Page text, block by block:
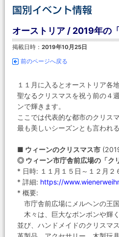
オーストリア / 2019年の
掲載日時： 2019年10月25日
前のページへ戻る
１１月に入るとオーストリア各
聖なるクリスマスを祝う前の４
ンで輝きます。
ここでは代表的な都市のクリス
最も美しいシーズンとも言われ
■ ウィーンのクリスマス市
◎ ウィーン市庁舎前広場の「ク
* 日時: １１月１５日～１２月
* 詳細: https://
* 概要:
市庁舎前広場にメルヘンの王国
木々は、巨大なボンボンや輝
並び、ハンドメイドのクリスマ